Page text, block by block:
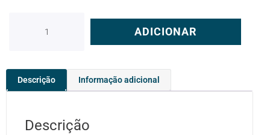
ADICIONAR
Descrição Informação adicional
Descrição